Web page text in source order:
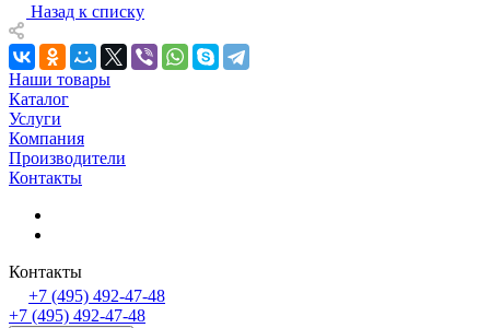
Назад к списку
Наши товары
Каталог
Услуги
Компания
Производители
Контакты
Контакты
+7 (495) 492-47-48
+7 (495) 492-47-48